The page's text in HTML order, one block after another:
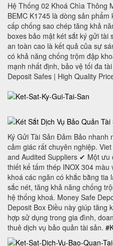
Hệ Thống 02 Khoá Chìa Thông
BEMC K1745 là dòng sản
cấp chống sao chép tăng khả
boxes bảo mật két sắt ký gửi tài
an toàn cao là kết quả của sự
có khả năng chống trộm đập
mạnh nhất định, bảo vệ tối đa
Deposit Safes | High Quality
Ký Gửi Tài Sản Đảm Bảo nhanh
cảm giác rất chuyên nghiệp.
and Audited Suppliers ✔ Một
thiết kế tấm thép INOX 304
khoá các ngăn có khắc bằng tia
sắc nét, tăng khả năng chống
hệ thống khoá. Money Safe
Deposit Box Điều này giúp tăng
hợp sử dụng trong gia đình,
thuê dịch vụ bảo quản tài sản.